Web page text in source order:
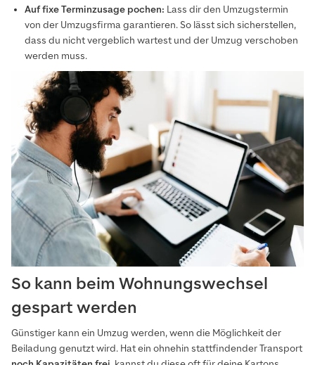
Auf fixe Terminzusage pochen: Lass dir den Umzugstermin
von der Umzugsfirma garantieren. So lässt sich sicherstellen,
dass du nicht vergeblich wartest und der Umzug verschoben
werden muss.
So kann beim Wohnungswechsel
gespart werden
Günstiger kann ein Umzug werden, wenn die Möglichkeit der
Beiladung genutzt wird. Hat ein ohnehin stattfindender Transport